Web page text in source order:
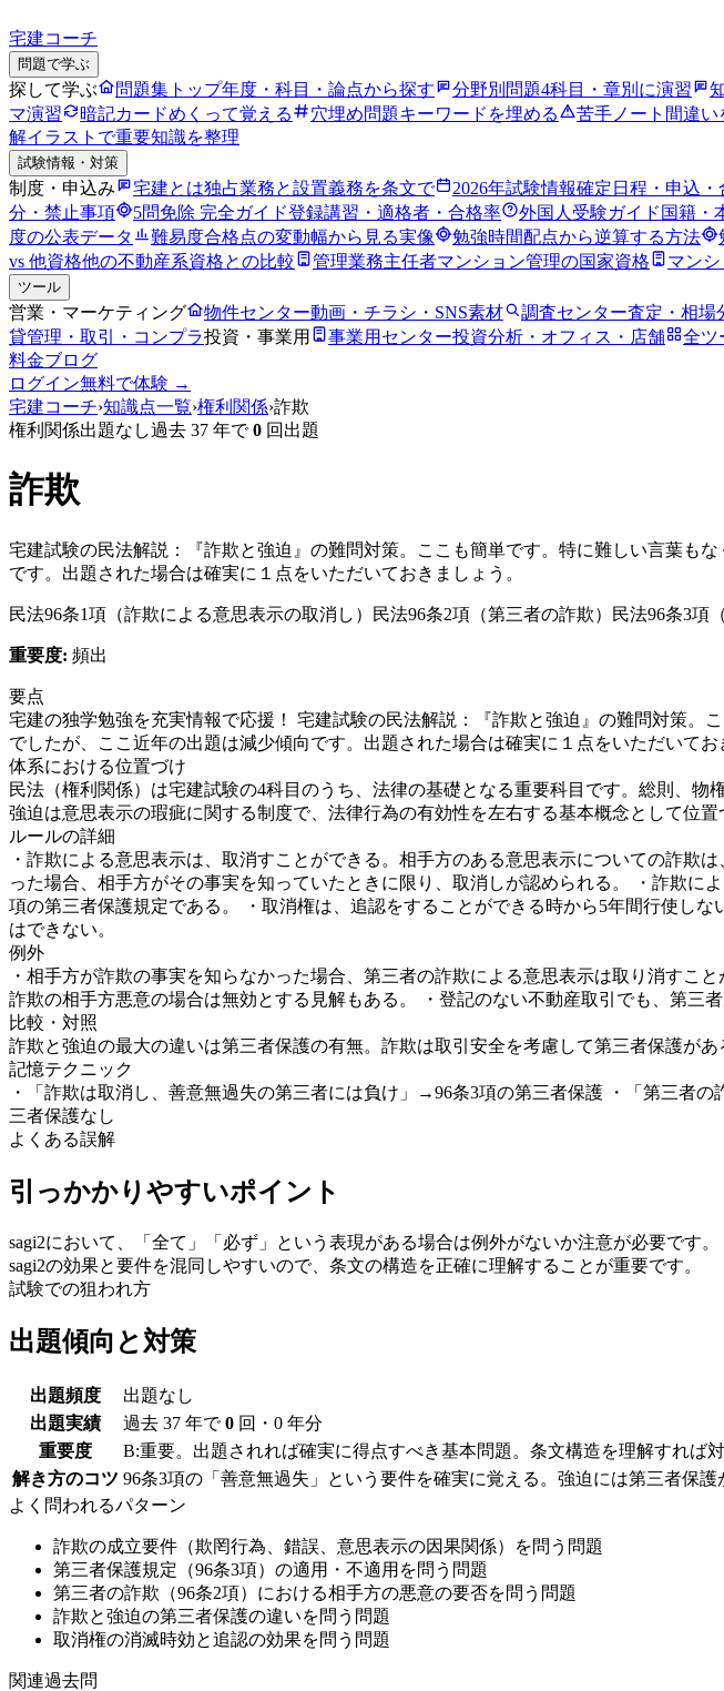
宅建コーチ
問題で学ぶ
探して学ぶ 問題集トップ年度・科目・論点から探す 分野別問題4科目・章別に演習
マ演習
暗記カードめくって覚える 穴埋め問題キーワードを埋める 苦手ノート 間違い
解イラストで重要知識を整理
試験情報・対策
制度・申込み 宅建とは独占業務と設置義務を条文で 2026年試験情報確定日程・申込・
分・禁止事項
5問免除 完全ガイド登録講習・適格者・合格率 外国人受験ガイド 国籍・
度の公表データ
難易度合格点の変動幅から見る実像 勉強時間配点から逆算する方法
vs 他資格他の不動産系資格との比較 管理業務主任者マンション管理の国家資格 マン
ツール
営業・マーケティング 物件センター動画・チラシ・SNS素材 調査センター査定・相場
貸管理・取引・コンプラ投資・事業用 事業用センター投資分析・オフィス・店舗 全ツ
料金ブログ
ログイン無料で体験 →
宅建コーチ›知識点一覧›権利関係›詐欺
権利関係出題なし過去 37 年で0 回出題
詐欺
宅建試験の民法解説：『詐欺と強迫』の難問対策。ここも簡単です。特に難しい言葉も
です。出題された場合は確実に１点をいただいておきましょう。
民法96条1項（詐欺による意思表示の取消し） 民法96条2項（第三者の詐欺） 民法96条3項
重要度: 頻出
要点
宅建の独学勉強を充実情報で応援！ 宅建試験の民法解説：『詐欺と強迫』の難問対策
でしたが、ここ近年の出題は減少傾向です。出題された場合は確実に１点をいただいて
体系における位置づけ
民法（権利関係）は宅建試験の4科目のうち、法律の基礎となる重要科目です。総則、
強迫は意思表示の瑕疵に関する制度で、法律行為の有効性を左右する基本概念として位置
ルールの詳細
・ 詐欺による意思表示は、取消すことができる。相手方のある意思表示についての詐欺
った場合、相手方がその事実を知っていたときに限り、取消しが認められる。 ・詐欺
項の第三者保護規定である。 ・取消権は、追認をすることができる時から5年間行使し
はできない。
例外
・ 相手方が詐欺の事実を知らなかった場合、第三者の詐欺による意思表示は取り消すこ
詐欺の相手方悪意の場合は無効とする見解もある。 ・登記のない不動産取引でも、第三
比較・対照
詐欺と強迫の最大の違いは第三者保護の有無。詐欺は取引安全を考慮して第三者保護が
記憶テクニック
・
「詐欺は取消し、善意無過失の第三者には負け」→96条3項の第三者保護 ・「第三
三者保護なし
よくある誤解
引っかかりやすいポイント
sagi2において、「全て」「必ず」という表現がある場合は例外がないか注意が必要です。
sagi2の効果と要件を混同しやすいので、条文の構造を正確に理解することが重要です。
試験での狙われ方
出題傾向と対策
出題頻度
出題なし
出題実績
過去 37 年で0 回・ 0 年分
重要度
B:重要。出題されれば確実に得点すべき基本問題。条文構造を理解すれば対
解き方のコツ 96条3項の「善意無過失」という要件を確実に覚える。強迫には第三者保
よく問われるパターン
詐欺の成立要件（欺罔行為、錯誤、意思表示の因果関係）を問う問題
第三者保護規定（96条3項）の適用・不適用を問う問題
第三者の詐欺（96条2項）における相手方の悪意の要否を問う問題
詐欺と強迫の第三者保護の違いを問う問題
取消権の消滅時効と追認の効果を問う問題
関連過去問